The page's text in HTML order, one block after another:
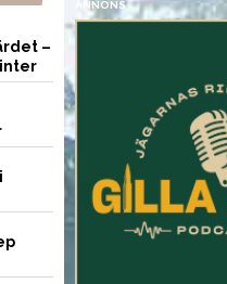
–
ANNONS